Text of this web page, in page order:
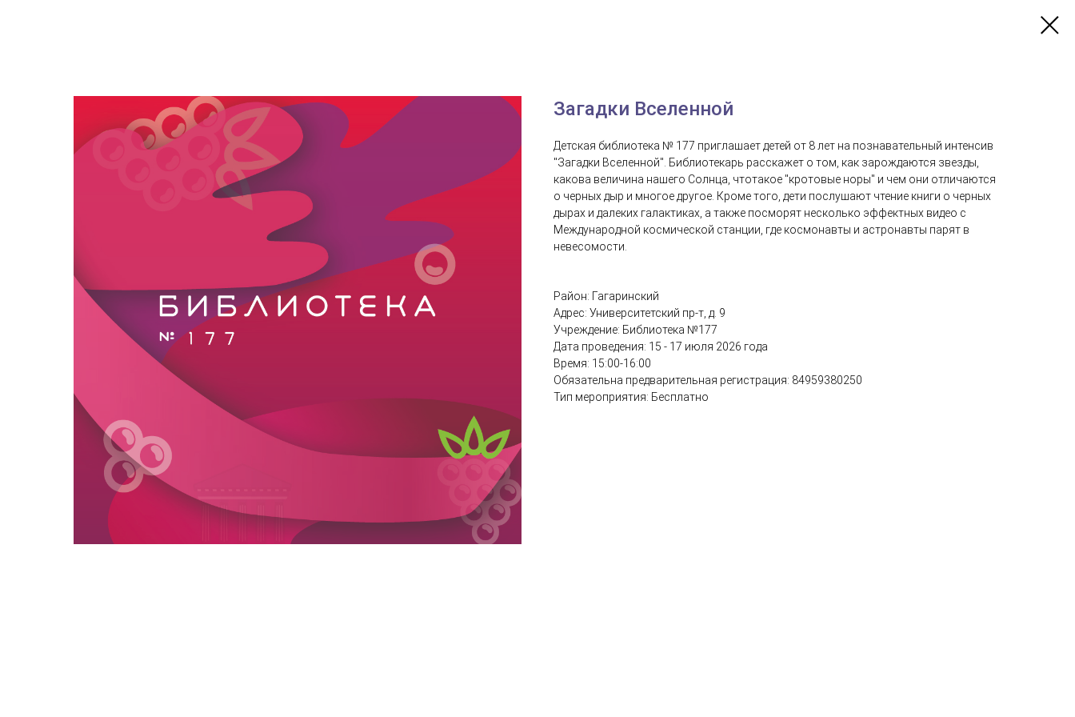
Загадки Вселенной
Детская библиотека № 177 приглашает детей от 8 лет на познавательный интенсив
"Загадки Вселенной". Библиотекарь расскажет о том, как зарождаются звезды,
какова величина нашего Солнца, чтотакое "кротовые норы" и чем они отличаются
о черных дыр и многое другое. Кроме того, дети послушают чтение книги о черных
дырах и далеких галактиках, а также посморят несколько эффектных видео с
Международной космической станции, где космонавты и астронавты парят в
невесомости.
Район: Гагаринский
Адрес: Университетский пр-т, д. 9
Учреждение: Библиотека №177
Дата проведения: 15 - 17 июля 2026 года
Время: 15:00-16:00
Обязательна предварительная регистрация: 84959380250
Тип мероприятия: Бесплатно